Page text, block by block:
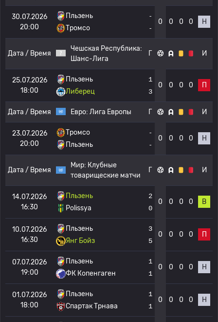
30.07.2026
20:00
Пльзень
Тромсо
-
-
0 0 0 0 Н
Дата / Время
Чешская Республика:
Шанс-Лига
Г И
25.07.2026
18:00
Пльзень
Либерец
1
3
0 0 0 0 П
Дата / Время Евро: Лига Европы Г И
23.07.2026
20:00
Тромсо
Пльзень
-
-
0 0 0 0 Н
Дата / Время
Мир: Клубные
товарищеские матчи
Г И
14.07.2026
16:30
Пльзень
Polissya
2
0
0 0 0 0 В
10.07.2026
16:30
Пльзень
Янг Бойз
3
5
0 0 0 0 П
07.07.2026
19:00
Пльзень
ФК Копенгаген
1
1
0 0 0 0 Н
01.07.2026
18:00
Пльзень
Спартак Трнава
1
1
0 0 0 0 Н